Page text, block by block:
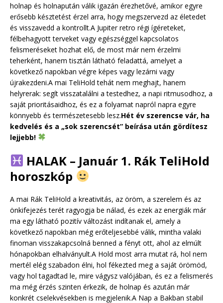
holnap és holnapután válik igazán érezhetővé, amikor egyre
erősebb késztetést érzel arra, hogy megszervezd az életedet
és visszavedd a kontrollt.A Jupiter retro régi ígéreteket,
félbehagyott terveket vagy egészséggel kapcsolatos
felismeréseket hozhat elő, de most már nem érzelmi
teherként, hanem tisztán látható feladattá, amelyet a
következő napokban végre képes vagy lezárni vagy
újrakezdeni.A mai TeliHold tehát nem meghajt, hanem
helyrerak: segít visszatalálni a testedhez, a napi ritmusodhoz, a
saját prioritásaidhoz, és ez a folyamat napról napra egyre
könnyebb és természetesebb lesz.Hét év szerencse vár, ha
kedvelés és a „sok szerencsét” beírása után gördítesz
lejjebb!
HALAK – Január 1. Rák TeliHold
horoszkóp
A mai Rák TeliHold a kreativitás, az öröm, a szerelem és az
önkifejezés terét ragyogja be nálad, és ezek az energiák már
ma egy látható pozitív változást indítanak el, amely a
következő napokban még erőteljesebbé válik, mintha valaki
finoman visszakapcsolná benned a fényt ott, ahol az elmúlt
hónapokban elhalványult.A Hold most arra mutat rá, hol nem
mertél elég szabadon élni, hol fékezted meg a saját örömöd,
vagy hol tagadtad le, mire vágysz valójában, és ez a felismerés
ma még érzés szinten érkezik, de holnap és azután már
konkrét cselekvésekben is megjelenik.A Nap a Bakban stabil